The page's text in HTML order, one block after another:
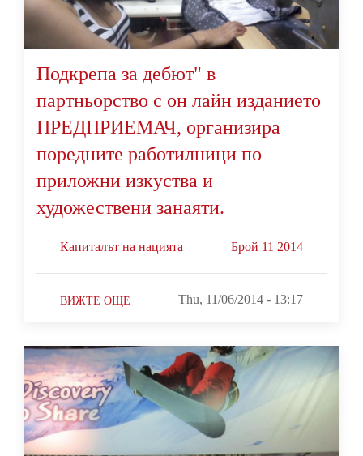
Подкрепа за дебют" в
партньорство с он лайн изданието
ПРЕДПРИЕМАЧ, организира
поредните работилници по
приложни изкуства и
художествени занаяти.
Капиталът на нацията Брой 11 2014
ВИЖТЕ ОЩЕ Thu, 11/06/2014 - 13:17